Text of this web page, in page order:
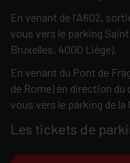
En venant de l'A602,
vous vers le parking
Bruxelles, 4000 Liège).
En venant du Pont de
de Rome) en direction
vous vers le parking de la
Les tickets de